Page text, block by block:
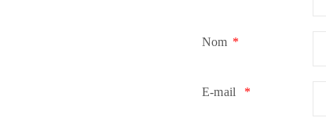
Nom *
E-mail *